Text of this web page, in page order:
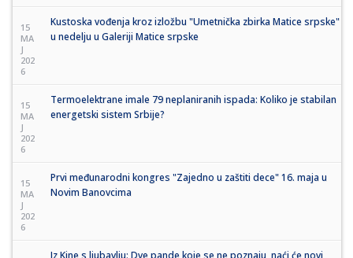
15
MA
J
202
6
Kustoska vođenja kroz izložbu "Umetnička zbirka Matice srpske"
u nedelju u Galeriji Matice srpske
15
MA
J
202
6
Termoelektrane imale 79 neplaniranih ispada: Koliko je stabilan
energetski sistem Srbije?
15
MA
J
202
6
Prvi međunarodni kongres "Zajedno u zaštiti dece" 16. maja u
Novim Banovcima
Iz Kine s ljubavlju: Dve pande koje se ne poznaju, naći će novi